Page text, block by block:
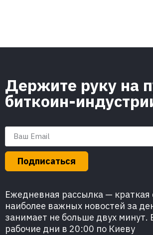
Держите руку на
биткоин-
Подписаться
Ежедневная рассылка — краткая
наиболее важных новостей за
занимает не больше двух минут.
рабочие дни в 20:00 по Киеву